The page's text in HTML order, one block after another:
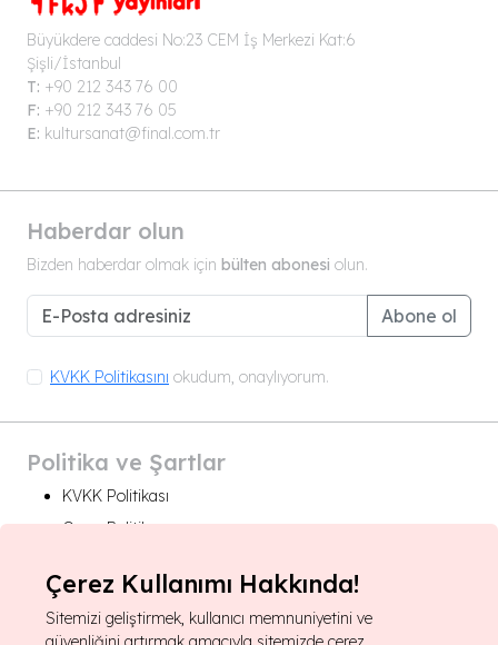
Çerez Kullanımı Hakkında!
Sitemizi geliştirmek, kullanıcı memnuniyetini ve
Büyükdere caddesi No:23 CEM İş Merkezi Kat:6
Şişli/İstanbul
T: +90 212 343 76 00
F: +90 212 343 76 05
E: kultursanat@final.com.tr
Haberdar olun
Bizden haberdar olmak için bülten abonesi olun.
Abone ol
KVKK Politikasını okudum, onaylıyorum.
Politika ve Şartlar
KVKK Politikası
Çerez Politikası
For foreign rights:
About Us